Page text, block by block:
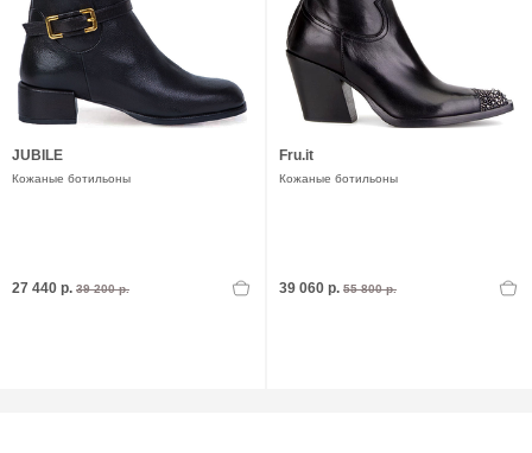
JUBILE
Кожаные ботильоны
27 440 р. 39 200 р.
Fru.it
Кожаные ботильоны
39 060 р. 55 800 р.